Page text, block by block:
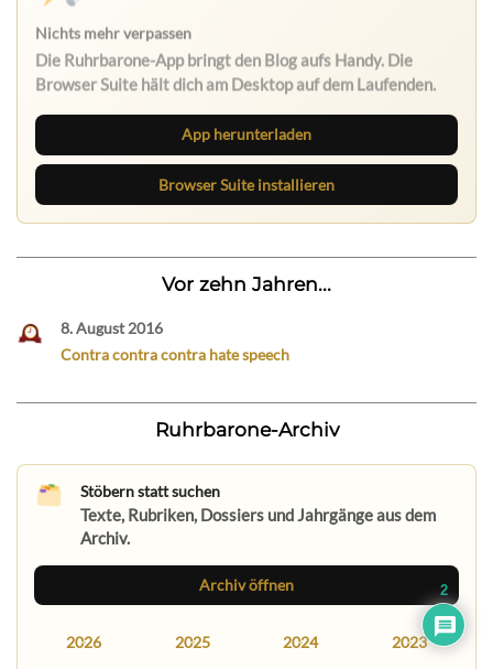
Nichts mehr verpassen
Die Ruhrbarone-App bringt den Blog aufs Handy. Die
Browser Suite hält dich am Desktop auf dem Laufenden.
App herunterladen
Browser Suite installieren
Vor zehn Jahren...
8. August 2016
Contra contra contra hate speech
Ruhrbarone-Archiv
Stöbern statt suchen
Texte, Rubriken, Dossiers und Jahrgänge aus dem
Archiv.
Archiv öffnen
2026 2025 2024 2023
2